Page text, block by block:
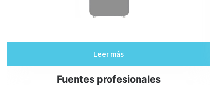
Leer más
Fuentes profesionales